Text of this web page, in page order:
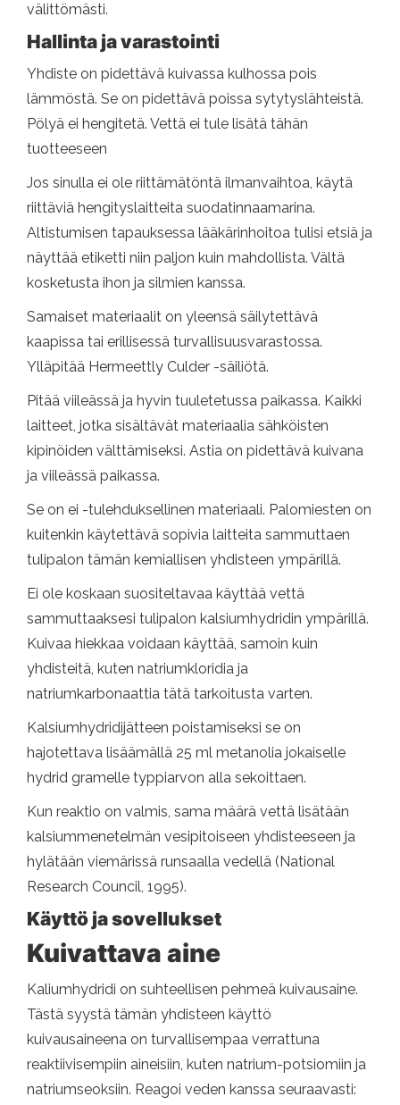
välittömästi.
Hallinta ja varastointi
Yhdiste on pidettävä kuivassa kulhossa pois
lämmöstä. Se on pidettävä poissa sytytyslähteistä.
Pölyä ei hengitetä. Vettä ei tule lisätä tähän
tuotteeseen
Jos sinulla ei ole riittämätöntä ilmanvaihtoa, käytä
riittäviä hengityslaitteita suodatinnaamarina.
Altistumisen tapauksessa lääkärinhoitoa tulisi etsiä ja
näyttää etiketti niin paljon kuin mahdollista. Vältä
kosketusta ihon ja silmien kanssa.
Samaiset materiaalit on yleensä säilytettävä
kaapissa tai erillisessä turvallisuusvarastossa.
Ylläpitää Hermeettly Culder -säiliötä.
Pitää viileässä ja hyvin tuuletetussa paikassa. Kaikki
laitteet, jotka sisältävät materiaalia sähköisten
kipinöiden välttämiseksi. Astia on pidettävä kuivana
ja viileässä paikassa.
Se on ei -tulehduksellinen materiaali. Palomiesten on
kuitenkin käytettävä sopivia laitteita sammuttaen
tulipalon tämän kemiallisen yhdisteen ympärillä.
Ei ole koskaan suositeltavaa käyttää vettä
sammuttaaksesi tulipalon kalsiumhydridin ympärillä.
Kuivaa hiekkaa voidaan käyttää, samoin kuin
yhdisteitä, kuten natriumkloridia ja
natriumkarbonaattia tätä tarkoitusta varten.
Kalsiumhydridijätteen poistamiseksi se on
hajotettava lisäämällä 25 ml metanolia jokaiselle
hydrid gramelle typpiarvon alla sekoittaen.
Kun reaktio on valmis, sama määrä vettä lisätään
kalsiummenetelmän vesipitoiseen yhdisteeseen ja
hylätään viemärissä runsaalla vedellä (National
Research Council, 1995).
Käyttö ja sovellukset
Kuivattava aine
Kaliumhydridi on suhteellisen pehmeä kuivausaine.
Tästä syystä tämän yhdisteen käyttö
kuivausaineena on turvallisempaa verrattuna
reaktiivisempiin aineisiin, kuten natrium-potsiomiin ja
natriumseoksiin. Reagoi veden kanssa seuraavasti: